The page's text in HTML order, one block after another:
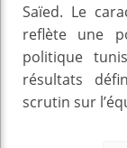
Saïed. Le
reflète une
politique
résultats
scrutin sur